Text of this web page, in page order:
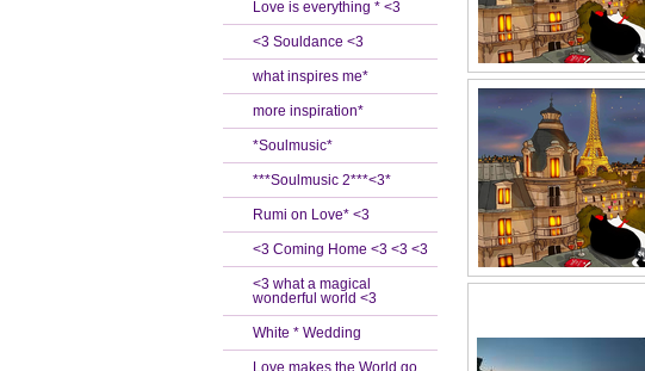
Love is everything * <3
<3 Souldance <3
what inspires me*
more inspiration*
*Soulmusic*
***Soulmusic 2***<3*
Rumi on Love* <3
<3 Coming Home <3 <3 <3
<3 what a magical
wonderful world <3
White * Wedding
Love makes the World go